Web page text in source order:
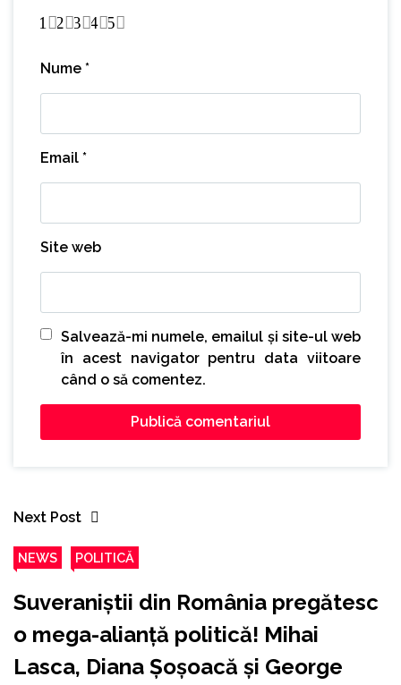
5
4
3
2
1
Nume *
Email *
Site web
Salvează-mi numele, emailul și site-ul web
în acest navigator pentru data viitoare
când o să comentez.
Next Post
NEWS POLITICĂ
Suveraniștii din România pregătesc
o mega-alianță politică! Mihai
Lasca, Diana Șoșoacă și George